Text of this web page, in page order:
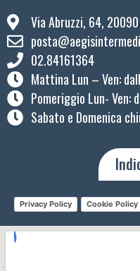
Via Abruzzi, 64,
02.84161364
Mattina Lun – Ven:
Pomeriggio Lun- Ven:
Sabato e Domenica
Privacy Policy Cookie Policy